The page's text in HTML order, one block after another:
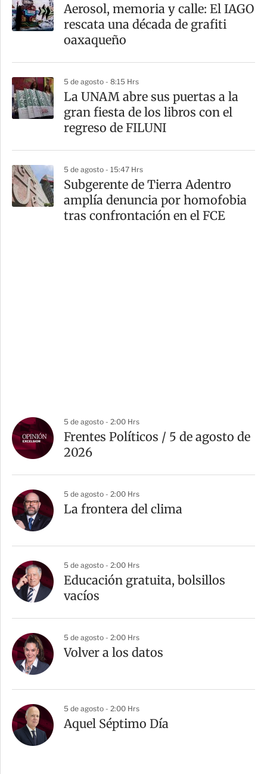
Aerosol, memoria y calle: El IAGO
rescata una década de grafiti
oaxaqueño
5 de agosto - 8:15 Hrs
La UNAM abre sus puertas a la
gran fiesta de los libros con el
regreso de FILUNI
5 de agosto - 15:47 Hrs
Subgerente de Tierra Adentro
amplía denuncia por homofobia
tras confrontación en el FCE
5 de agosto - 2:00 Hrs
Frentes Políticos / 5 de agosto de
2026
5 de agosto - 2:00 Hrs
La frontera del clima
5 de agosto - 2:00 Hrs
Educación gratuita, bolsillos
vacíos
5 de agosto - 2:00 Hrs
Volver a los datos
5 de agosto - 2:00 Hrs
Aquel Séptimo Día